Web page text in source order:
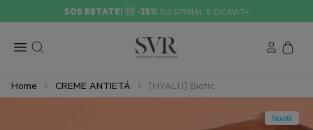
SOS ESTATE! 🆘 -25%SU SPIRIAL E CICAVIT+
Home CREME ANTIETÁ [HYALU] Biotic
Novità